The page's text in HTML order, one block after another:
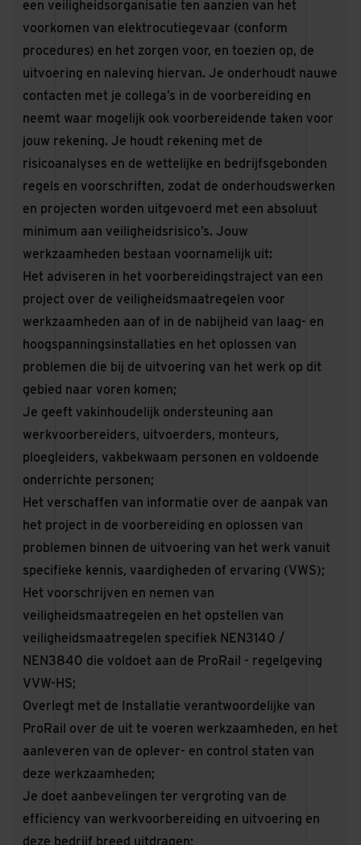
een veiligheidsorganisatie ten aanzien van het
voorkomen van elektrocutiegevaar (conform
procedures) en het zorgen voor, en toezien op, de
uitvoering en naleving hiervan. Je onderhoudt nauwe
contacten met je collega’s in de voorbereiding en
neemt waar mogelijk ook voorbereidende taken voor
jouw rekening. Je houdt rekening met de
risicoanalyses en de wettelijke en bedrijfsgebonden
regels en voorschriften, zodat de onderhoudswerken
en projecten worden uitgevoerd met een absoluut
minimum aan veiligheidsrisico’s. Jouw
werkzaamheden bestaan voornamelijk uit:
Het adviseren in het voorbereidingstraject van een
project over de veiligheidsmaatregelen voor
werkzaamheden aan of in de nabijheid van laag- en
hoogspanningsinstallaties en het oplossen van
problemen die bij de uitvoering van het werk op dit
gebied naar voren komen;
Je geeft vakinhoudelijk ondersteuning aan
werkvoorbereiders, uitvoerders, monteurs,
ploegleiders, vakbekwaam personen en voldoende
onderrichte personen;
Het verschaffen van informatie over de aanpak van
het project in de voorbereiding en oplossen van
problemen binnen de uitvoering van het werk vanuit
specifieke kennis, vaardigheden of ervaring (VWS);
Het voorschrijven en nemen van
veiligheidsmaatregelen en het opstellen van
veiligheidsmaatregelen specifiek NEN3140 /
NEN3840 die voldoet aan de ProRail - regelgeving
VVW-HS;
Overlegt met de Installatie verantwoordelijke van
ProRail over de uit te voeren werkzaamheden, en het
aanleveren van de oplever- en control staten van
deze werkzaamheden;
Je doet aanbevelingen ter vergroting van de
efficiency van werkvoorbereiding en uitvoering en
deze bedrijf breed uitdragen;